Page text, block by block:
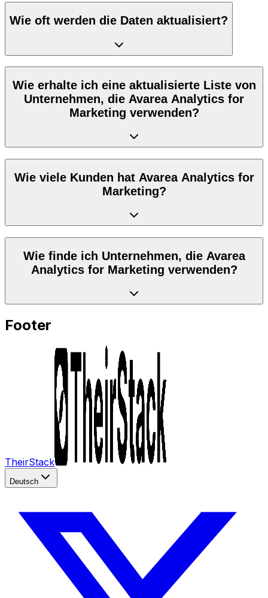
Wie oft werden die Daten aktualisiert?
Wie erhalte ich eine aktualisierte Liste von
Unternehmen, die Avarea Analytics for
Marketing verwenden?
Wie viele Kunden hat Avarea Analytics for
Marketing?
Wie finde ich Unternehmen, die Avarea
Analytics for Marketing verwenden?
Footer
TheirStack
Deutsch